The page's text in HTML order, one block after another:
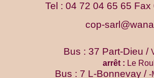
Tel : 04 72 04 65 65
cop-
Bus : 37 Part-Dieu /
arrêt : Le
Bus : 7 L-Bonnevay / -